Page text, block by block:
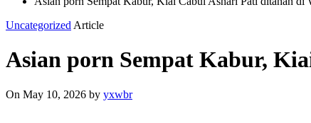
Uncategorized Article
Asian porn Sempat Kabur,
On May 10, 2026 by yxwbr